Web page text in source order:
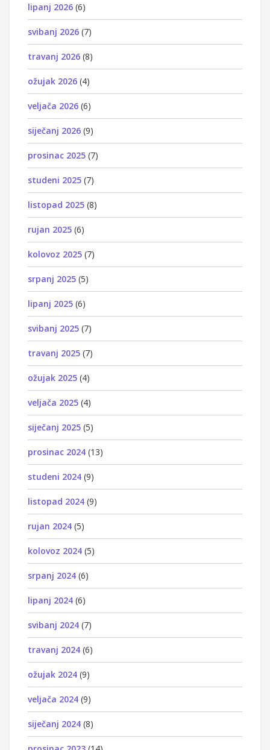
lipanj 2026 (6)
svibanj 2026 (7)
travanj 2026 (8)
ožujak 2026 (4)
veljača 2026 (6)
siječanj 2026 (9)
prosinac 2025 (7)
studeni 2025 (7)
listopad 2025 (8)
rujan 2025 (6)
kolovoz 2025 (7)
srpanj 2025 (5)
lipanj 2025 (6)
svibanj 2025 (7)
travanj 2025 (7)
ožujak 2025 (4)
veljača 2025 (4)
siječanj 2025 (5)
prosinac 2024 (13)
studeni 2024 (9)
listopad 2024 (9)
rujan 2024 (5)
kolovoz 2024 (5)
srpanj 2024 (6)
lipanj 2024 (6)
svibanj 2024 (7)
travanj 2024 (6)
ožujak 2024 (9)
veljača 2024 (9)
siječanj 2024 (8)